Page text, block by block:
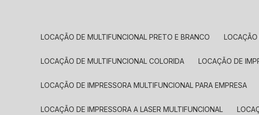
LOCAÇÃO DE MULTIFUNCIONAL PRETO E BRANCO
LOCAÇÃO DE MULTIFUNCIONAL COLORIDA LOCAÇÃO DE
LOCAÇÃO DE IMPRESSORA MULTIFUNCIONAL PARA EMPRESA
LOCAÇÃO DE IMPRESSORA A LASER MULTIFUNCIONAL